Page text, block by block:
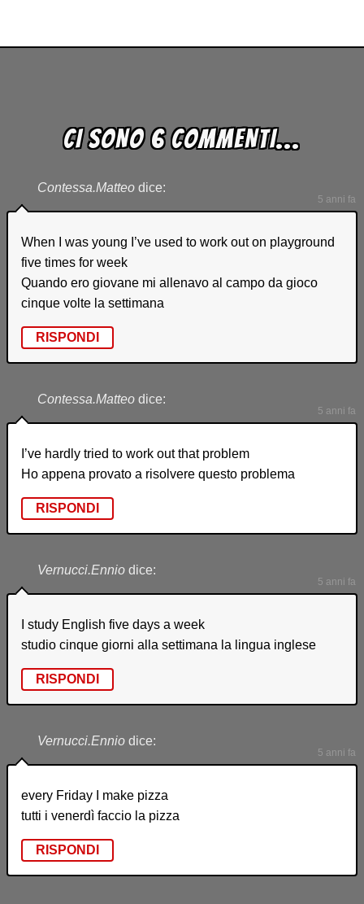
CI SONO 6 COMMENTI...
Contessa.Matteo dice:
5 anni fa
When I was young I’ve used to work out on playground
five times for week
Quando ero giovane mi allenavo al campo da gioco
cinque volte la settimana
RISPONDI
Contessa.Matteo dice:
5 anni fa
I’ve hardly tried to work out that problem
Ho appena provato a risolvere questo problema
RISPONDI
Vernucci.Ennio dice:
5 anni fa
I study English five days a week
studio cinque giorni alla settimana la lingua inglese
RISPONDI
Vernucci.Ennio dice:
5 anni fa
every Friday I make pizza
tutti i venerdì faccio la pizza
RISPONDI